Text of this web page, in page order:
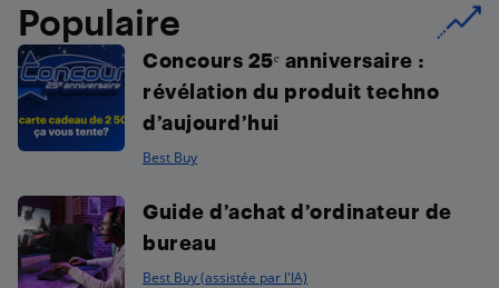
Populaire
Concours 25ᵉ anniversaire :
révélation du produit techno
d’aujourd’hui
Best Buy
Guide d’achat d’ordinateur de
bureau
Best Buy (assistée par l'IA)